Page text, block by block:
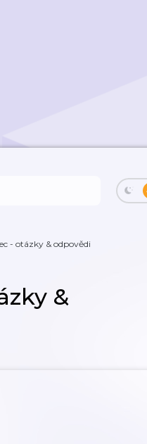
- otázky & odpovědi
&